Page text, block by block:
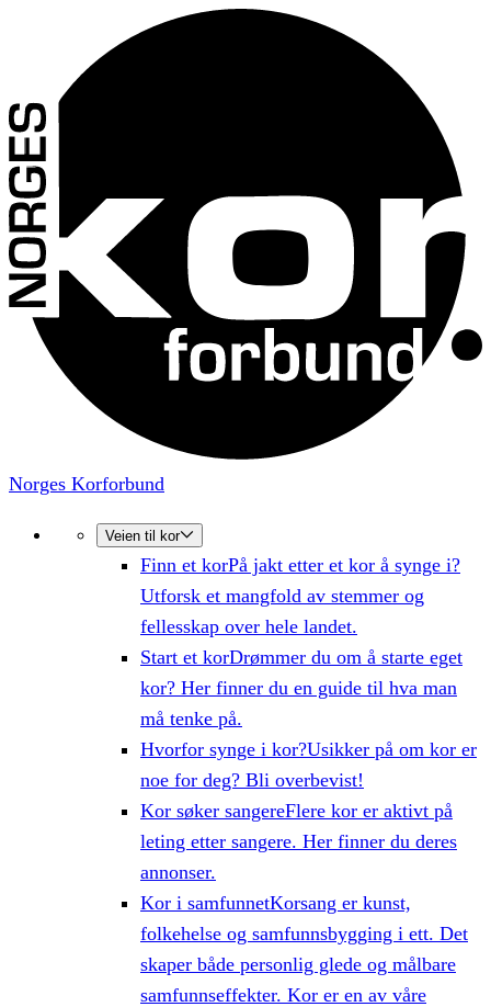
Norges Korforbund
Veien til kor
Finn et korPå jakt etter et kor å synge i?
Utforsk et mangfold av stemmer og
fellesskap over hele landet.
Start et korDrømmer du om å starte eget
kor? Her finner du en guide til hva man
må tenke på.
Hvorfor synge i kor?Usikker på om kor er
noe for deg? Bli overbevist!
Kor søker sangereFlere kor er aktivt på
leting etter sangere. Her finner du deres
annonser.
Kor i samfunnetKorsang er kunst,
folkehelse og samfunnsbygging i ett. Det
skaper både personlig glede og målbare
samfunnseffekter. Kor er en av våre